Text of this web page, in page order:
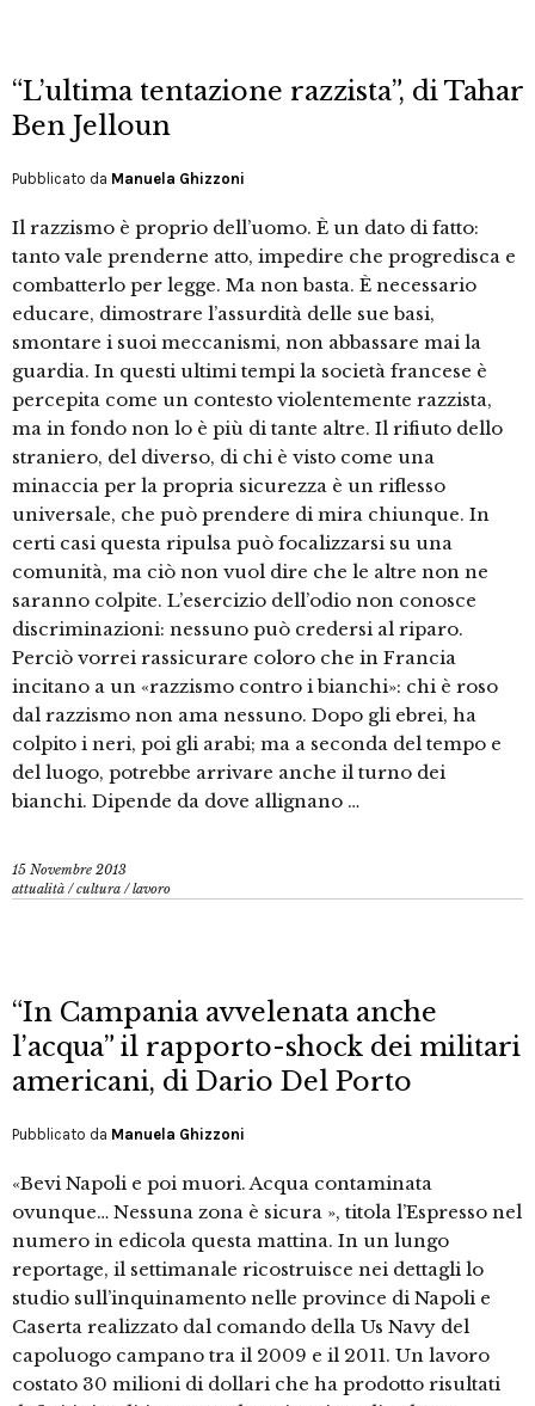
“L’ultima tentazione razzista”, di Tahar
Ben Jelloun
Pubblicato da Manuela Ghizzoni
Il razzismo è proprio dell’uomo. È un dato di fatto:
tanto vale prenderne atto, impedire che progredisca e
combatterlo per legge. Ma non basta. È necessario
educare, dimostrare l’assurdità delle sue basi,
smontare i suoi meccanismi, non abbassare mai la
guardia. In questi ultimi tempi la società francese è
percepita come un contesto violentemente razzista,
ma in fondo non lo è più di tante altre. Il rifiuto dello
straniero, del diverso, di chi è visto come una
minaccia per la propria sicurezza è un riflesso
universale, che può prendere di mira chiunque. In
certi casi questa ripulsa può focalizzarsi su una
comunità, ma ciò non vuol dire che le altre non ne
saranno colpite. L’esercizio dell’odio non conosce
discriminazioni: nessuno può credersi al riparo.
Perciò vorrei rassicurare coloro che in Francia
incitano a un «razzismo contro i bianchi»: chi è roso
dal razzismo non ama nessuno. Dopo gli ebrei, ha
colpito i neri, poi gli arabi; ma a seconda del tempo e
del luogo, potrebbe arrivare anche il turno dei
bianchi. Dipende da dove allignano …
15 Novembre 2013
attualità /cultura /lavoro
“In Campania avvelenata anche
l’acqua” il rapporto-shock dei militari
americani, di Dario Del Porto
Pubblicato da Manuela Ghizzoni
«Bevi Napoli e poi muori. Acqua contaminata
ovunque… Nessuna zona è sicura », titola l’Espresso nel
numero in edicola questa mattina. In un lungo
reportage, il settimanale ricostruisce nei dettagli lo
studio sull’inquinamento nelle province di Napoli e
Caserta realizzato dal comando della Us Navy del
capoluogo campano tra il 2009 e il 2011. Un lavoro
costato 30 milioni di dollari che ha prodotto risultati